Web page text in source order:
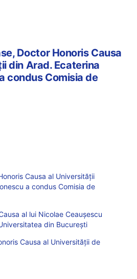
Doctor Honoris Causa
din Arad. Ecaterina
condus Comisia de
Causa al Universității
a condus Comisia de
al lui Nicolae Ceaușescu
din București
Causa al Universității de